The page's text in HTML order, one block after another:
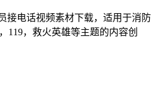
接电话视频素材 下载，适用于消防
119，救火英雄等主题的内容创